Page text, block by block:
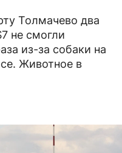
Толмачево два
не смогли
из-за собаки на
Животное в